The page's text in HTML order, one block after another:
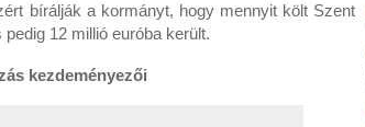
bírálják a kormányt, hogy mennyit költ Szent
12 millió euróba került.
kezdeményezői